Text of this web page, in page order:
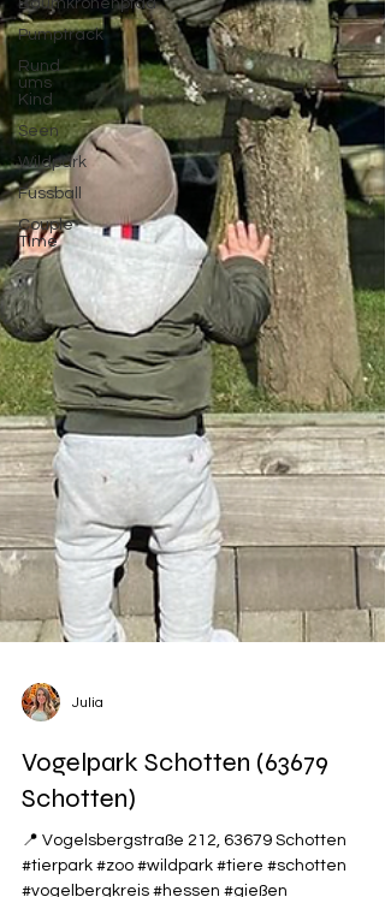
Baumkronenpfad
Pumptrack
Rund
ums
Kind
Seen
Wildpark
Fussball
Couple
Time
Vogelpark Schotten (63679
Schotten)
📍 Vogelsbergstraße 212, 63679 Schotten